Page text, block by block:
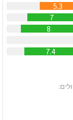
5.3
7
8
7.4